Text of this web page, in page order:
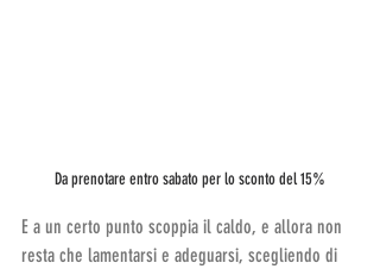
Da prenotare entro sabato per lo sconto del 15%
E a un certo punto scoppia il caldo, e allora non
resta che lamentarsi e adeguarsi, scegliendo di